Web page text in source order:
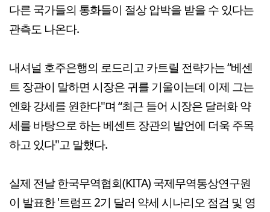
다른 국가들의 통화들이 절상 압박을 받을 수 있다는
관측도 나온다.
내셔널 호주은행의 로드리고 카트릴 전략가는 “베센
트 장관이 말하면 시장은 귀를 기울이는데 이제 그는
엔화 강세를 원한다"며 “최근 들어 시장은 달러화 약
세를 바탕으로 하는 베센트 장관의 발언에 더욱 주목
하고 있다"고 말했다.
실제 전날 한국무역협회(KITA) 국제무역통상연구원
이 발표한 '트럼프 2기 달러 약세 시나리오 점검 및 영